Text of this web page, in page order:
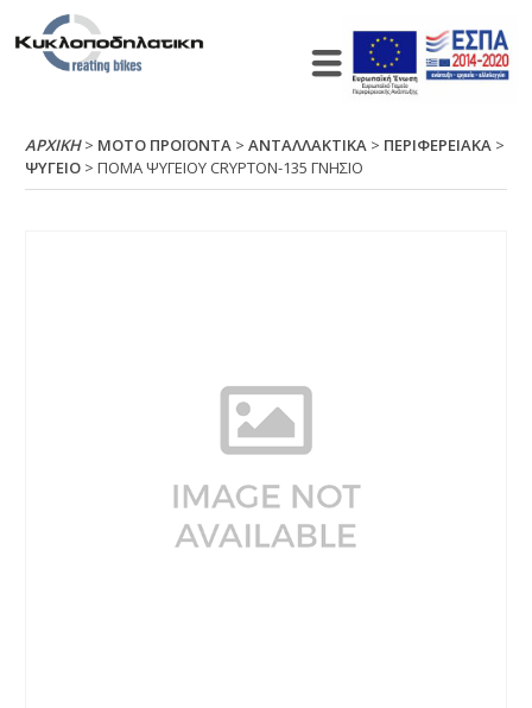
ΑΡΧΙΚΉ> ΜΟΤΟ ΠΡΟΪΟΝΤΑ >ΑΝΤΑΛΛΑΚΤΙΚΑ > ΠΕΡΙΦΕΡΕΙΑΚΑ >
ΨΥΓΕΙΟ > ΠΟΜΑ ΨΥΓΕΙΟΥ CRΥΡΤΟΝ-135 ΓΝΗΣΙΟ